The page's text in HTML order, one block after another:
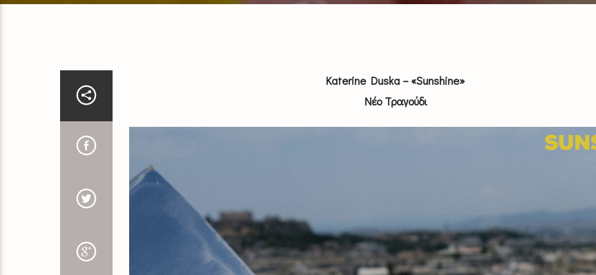
Katerine Duska – «Sunshine»
Νέο Τραγούδι